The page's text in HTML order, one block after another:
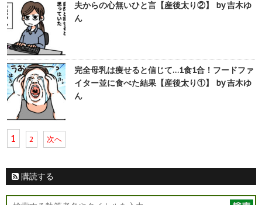
夫からの心無いひと言【産後太り②】 by 吉木ゆ
ん
完全母乳は痩せると信じて…1食1合！フードファ
イター並に食べた結果【産後太り①】 by 吉木ゆ
ん
1 2 次へ
購読する